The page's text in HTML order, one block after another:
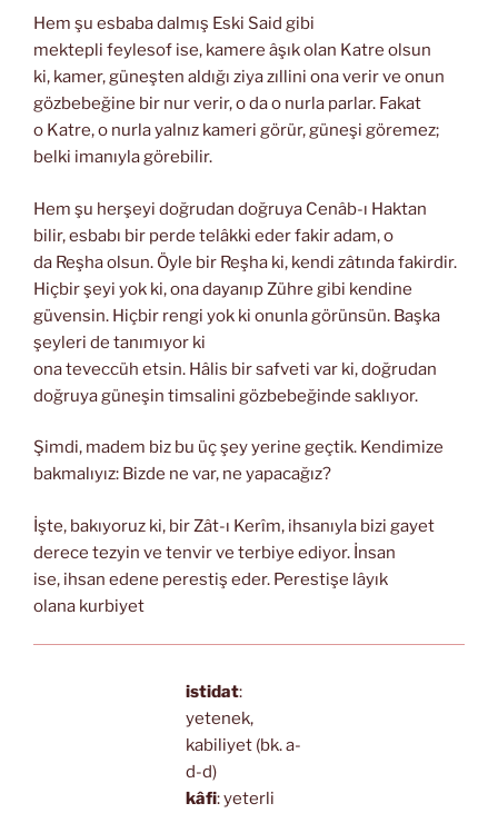
Hem şu esbaba dalmış Eski Said gibi
mektepli feylesof ise, kamere âşık olan Katre olsun
ki, kamer, güneşten aldığı ziya zıllini ona verir ve onun
gözbebeğine bir nur verir, o da o nurla parlar. Fakat
o Katre, o nurla yalnız kameri görür, güneşi göremez;
belki imanıyla görebilir.
Hem şu herşeyi doğrudan doğruya Cenâb-ı Haktan
bilir, esbabı bir perde telâkki eder fakir adam, o
da Reşha olsun. Öyle bir Reşha ki, kendi zâtında fakirdir.
Hiçbir şeyi yok ki, ona dayanıp Zühre gibi kendine
güvensin. Hiçbir rengi yok ki onunla görünsün. Başka
şeyleri de tanımıyor ki
ona teveccüh etsin. Hâlis bir safveti var ki, doğrudan
doğruya güneşin timsalini gözbebeğinde saklıyor.
Şimdi, madem biz bu üç şey yerine geçtik. Kendimize
bakmalıyız: Bizde ne var, ne yapacağız?
İşte, bakıyoruz ki, bir Zât-ı Kerîm, ihsanıyla bizi gayet
derece tezyin ve tenvir ve terbiye ediyor. İnsan
ise, ihsan edene perestiş eder. Perestişe lâyık
olana kurbiyet
istidat:
yetenek,
kabiliyet (bk. a-
d-d)
kâfi: yeterli